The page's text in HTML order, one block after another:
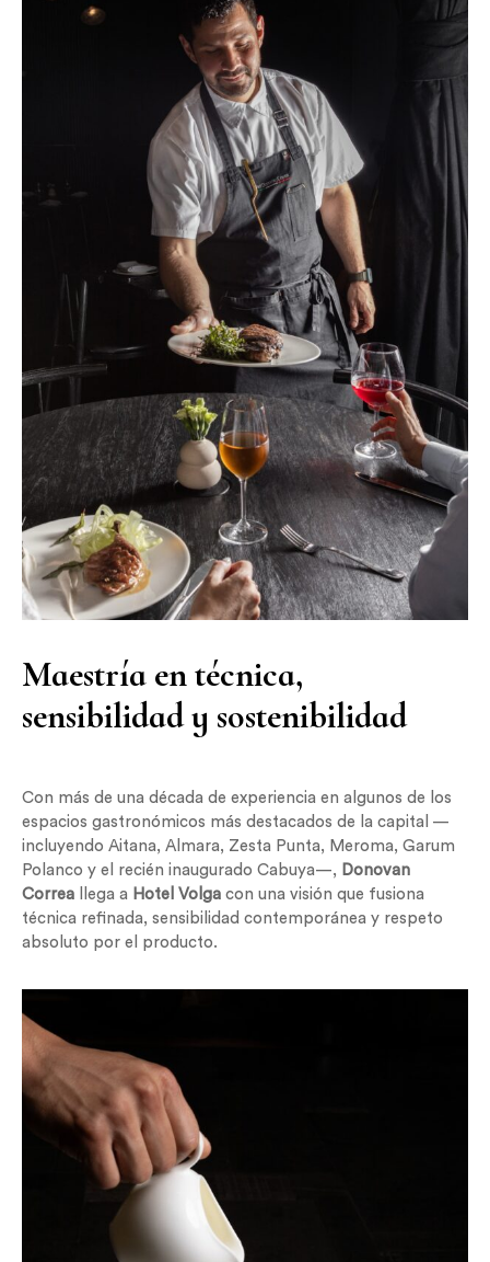
Maestría en técnica,
sensibilidad y sostenibilidad
Con más de una década de experiencia en algunos de los
espacios gastronómicos más destacados de la capital —
incluyendo Aitana, Almara, Zesta Punta, Meroma, Garum
Polanco y el recién inaugurado Cabuya—, Donovan
Correa llega a Hotel Volga con una visión que fusiona
técnica refinada, sensibilidad contemporánea y respeto
absoluto por el producto.